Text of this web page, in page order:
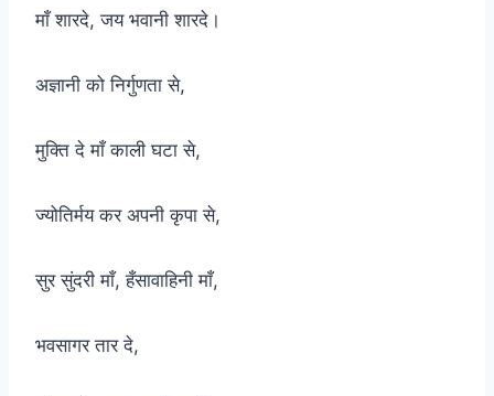
माँ शारदे, जय भवानी शारदे।
अज्ञानी को निर्गुणता से,
मुक्ति दे माँ काली घटा से,
ज्योतिर्मय कर अपनी कृपा से,
सुर सुंदरी माँ, हँसावाहिनी माँ,
भवसागर तार दे,